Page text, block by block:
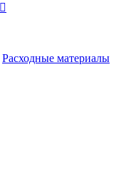
Расходные материалы